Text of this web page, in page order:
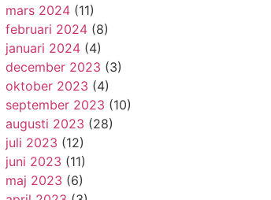
mars 2024 (11)
februari 2024 (8)
januari 2024 (4)
december 2023 (3)
oktober 2023 (4)
september 2023 (10)
augusti 2023 (28)
juli 2023 (12)
juni 2023 (11)
maj 2023 (6)